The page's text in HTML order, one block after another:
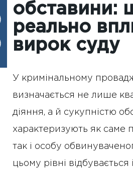
обставини:
реально
вирок суду
У кримінальному
визначається не лише
діяння, а й сукупністю
характеризують як саме
так і особу
цьому рівні відбувається